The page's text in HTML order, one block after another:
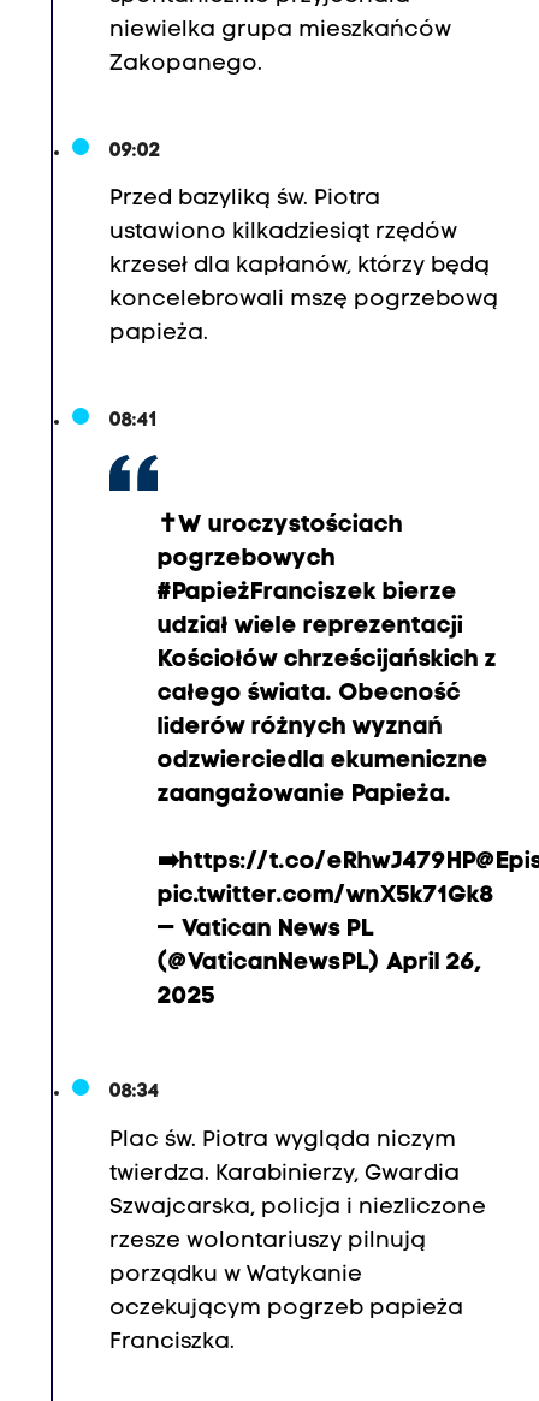
niewielka grupa mieszkańców
Zakopanego.
09:02
Przed bazyliką św. Piotra
ustawiono kilkadziesiąt rzędów
krzeseł dla kapłanów, którzy będą
koncelebrowali mszę pogrzebową
papieża.
08:41
✝️W uroczystościach
pogrzebowych
#PapieżFranciszekbierze
udział wiele reprezentacji
Kościołów chrześcijańskich z
całego świata. Obecność
liderów różnych wyznań
odzwierciedla ekumeniczne
zaangażowanie Papieża.
➡️https://t.co/eRhwJ479HP
pic.twitter.com/wnX5k71Gk8
— Vatican News PL
(@VaticanNewsPL) April 26,
2025
08:34
Plac św. Piotra wygląda niczym
twierdza. Karabinierzy, Gwardia
Szwajcarska, policja i niezliczone
rzesze wolontariuszy pilnują
porządku w Watykanie
oczekującym pogrzeb papieża
Franciszka.